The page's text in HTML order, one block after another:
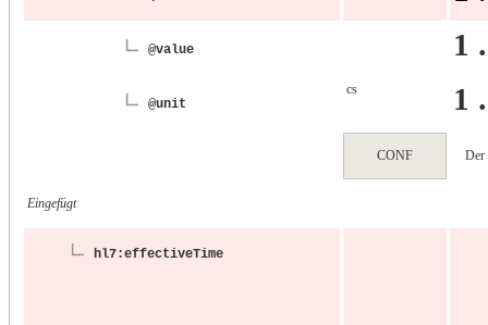
@value 1
@unit
cs 1
CONF Der
Eingefügt
hl7:effectiveTime